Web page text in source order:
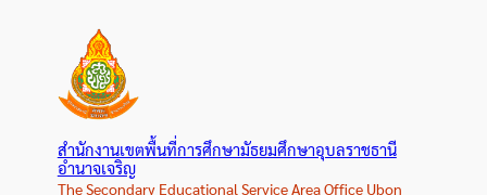
สำนักงานเขตพื้นที่การศึกษามัธยมศึกษาอุบลราชธานี
อำนาจเจริญ
The Secondary Educational Service Area Office Ubon